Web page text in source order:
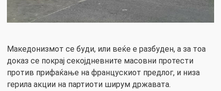
Македонизмот се буди, или веќе е разбуден, а за тоа
доказ се покрај секојдневните масовни протести
против прифаќање на францускиот предлог, и низа
герила акции на партиоти ширум државата.